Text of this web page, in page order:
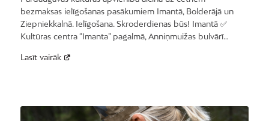
bezmaksas ielīgošanas pasākumiem Imantā, Bolderājā un
Ziepniekkalnā. Ielīgošana. Skroderdienas būs! Imantā ✅
Kultūras centra “Imanta” pagalmā, Anniņmuižas bulvārī…
Lasīt vairāk